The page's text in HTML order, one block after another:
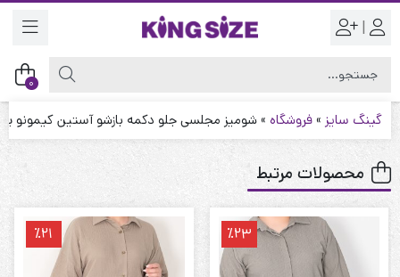
|
0
گینگ سایز »فروشگاه »شومیز مجلسی جلو دکمه بازشو آستین کیمونو
محصولات مرتبط
٪23 ٪21